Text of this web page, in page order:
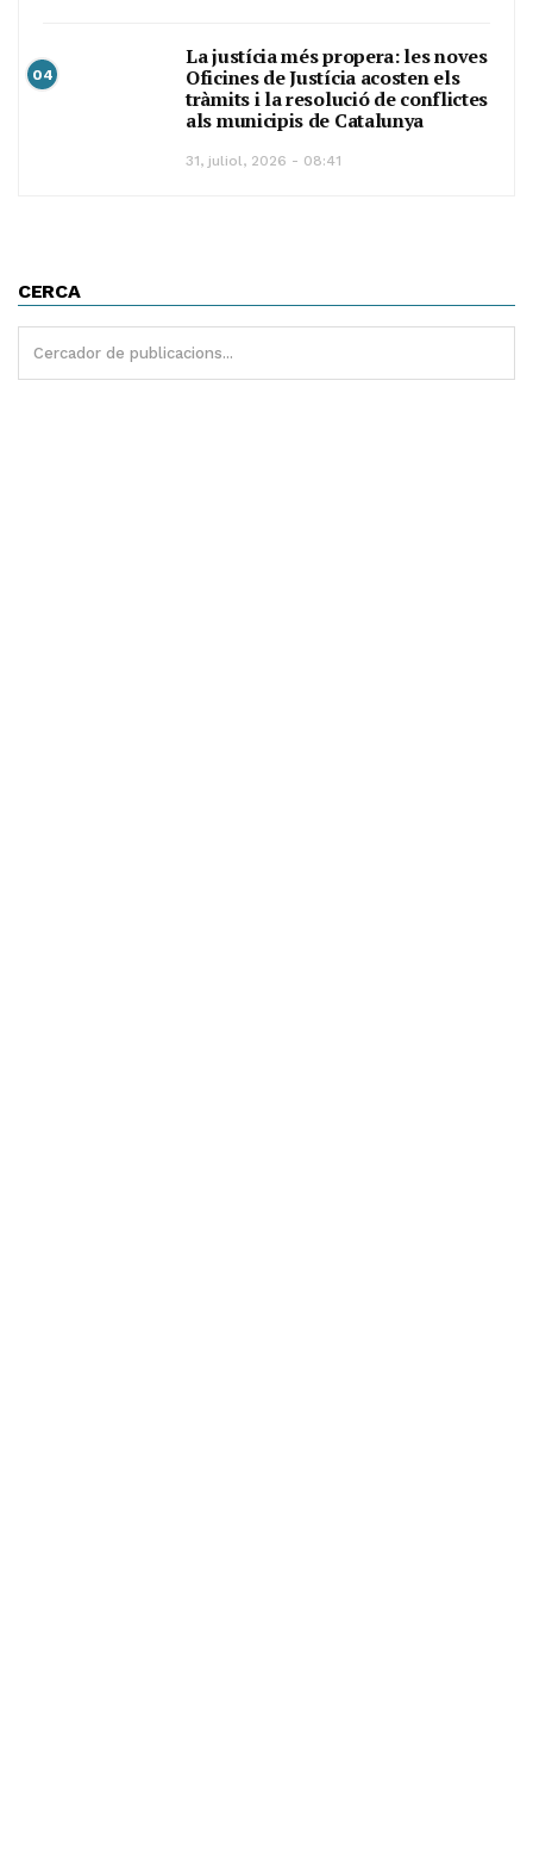
04
La justícia més propera: les noves
Oficines de Justícia acosten els
tràmits i la resolució de conflictes
als municipis de Catalunya
31, juliol, 2026 - 08:41
CERCA